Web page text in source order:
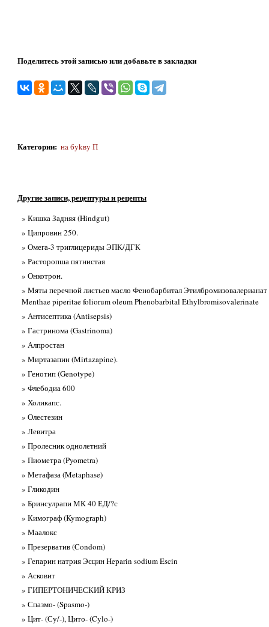
Поделитесь этой записью или добавьте в закладки
Категории: нa бykвy П
Другие записи, рецептуры и рецепты
» Кишка Задняя (Hindgut)
» Ципровин 250.
» Омега-3 триглицериды ЭПК/ДГК
» Расторопша пятнистая
» Онкотрон.
» Мяты перечной листьев масло Фенобарбитал Этилбромизовалерианат
Menthae piperitae foliorum oleum Phenobarbital Ethylbromisovalerinate
» Антисептика (Antisepsis)
» Гастринома (Gastrinoma)
» Алпростан
» Миртазапин (Mirtazapine).
» Генотип (Genotype)
» Флебодиа 600
» Холикапс.
» Олестезин
» Левитра
» Пролесник однолетний
» Пиометра (Pyometra)
» Метафаза (Metaphase)
» Гликодин
» Бринсулрапи МК 40 ЕД/?с
» Кимограф (Kymograph)
» Маалокс
» Презерватив (Condom)
» Гепарин натрия Эсцин Heparin sodium Escin
» Асковит
» ГИПЕРТОНИЧЕСКИЙ КРИЗ
» Спазмо- (Spasmo-)
» Цит- (Су/-), Цито- (Cylo-)